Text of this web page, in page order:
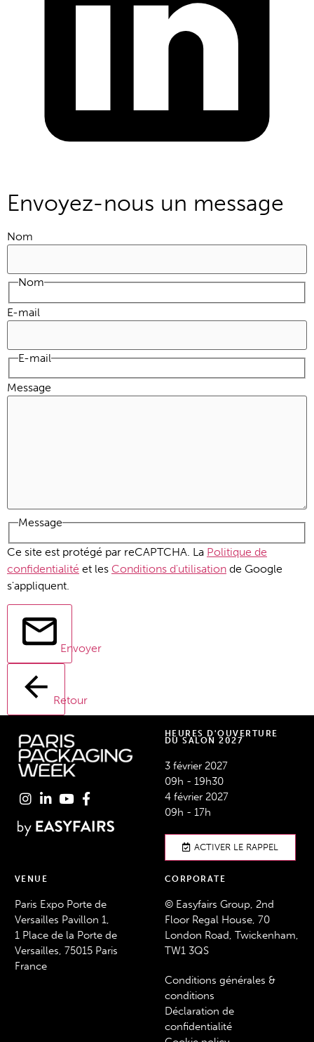
Envoyez-nous un message
Nom
Nom
E-mail
E-mail
Message
Message
Ce site est protégé par reCAPTCHA. La Politique de
confidentialité et les Conditions d'utilisation de Google
s'appliquent.
Envoyer
Retour
HEURES D'OUVERTURE
DU SALON 2027
3 février 2027
09h - 19h30
4 février 2027
09h - 17h
ACTIVER LE RAPPEL
VENUE
Paris Expo Porte de
Versailles Pavillon 1,
1 Place de la Porte de
Versailles, 75015 Paris
France
CORPORATE
© Easyfairs Group, 2nd
Floor Regal House, 70
London Road, Twickenham,
TW1 3QS
Conditions générales &
conditions
Déclaration de
confidentialité